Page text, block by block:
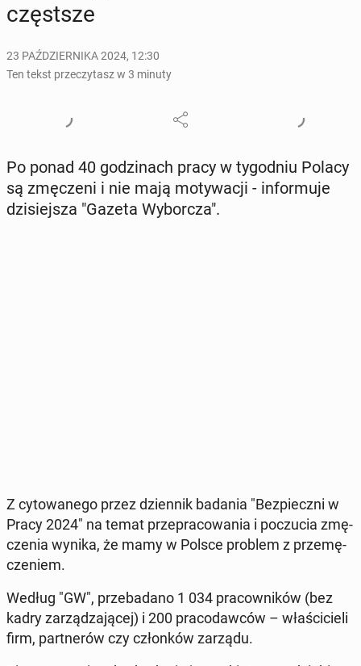
częst­sze
23 PAŹDZIERNIKA 2024, 12:30
Ten tekst przeczytasz w 3 minuty
Po ponad 40 go­dzi­nach pracy w ty­go­dniu Polacy
są zmę­cze­ni i nie mają mo­ty­wa­cji - in­for­mu­je
dzi­siej­sza "Gazeta Wy­bor­cza".
Z cy­to­wa­ne­go przez dzien­nik badania "Bez­piecz­ni w
Pracy 2024" na temat prze­pra­co­wa­nia i po­czu­cia zmę­
cze­nia wynika, że mamy w Polsce problem z prze­mę­
cze­niem.
Według "GW", prze­ba­da­no 1 034 pra­cow­ni­ków (bez
kadry za­rzą­dza­ją­cej) i 200 pra­co­daw­ców – wła­ści­cie­li
firm, part­ne­rów czy człon­ków zarządu.